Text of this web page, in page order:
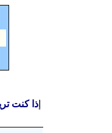
ذا كنت